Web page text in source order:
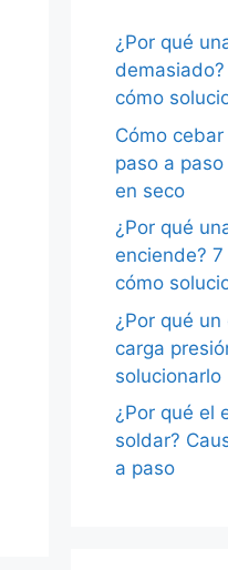
¿Por qué
cómo
Cómo
paso a
en seco
¿Por qué
enciende?
cómo
¿Por qué
carga
solucionarlo
¿Por qué el
soldar?
a paso